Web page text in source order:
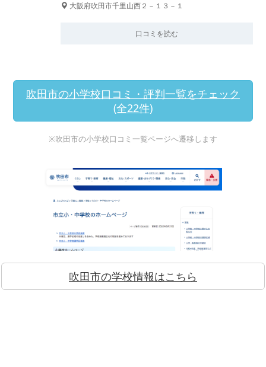
大阪府吹田市千里山西２－１３－１
口コミを読む
吹田市の小学校口コミ・評判一覧をチェック
(全22件)
※吹田市の小学校口コミ一覧ページへ遷移します
吹田市の学校情報はこちら